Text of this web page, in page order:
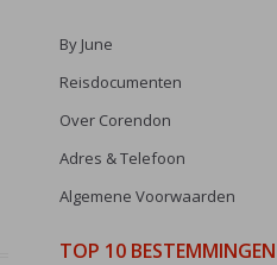
By June
Reisdocumenten
Over Corendon
Adres & Telefoon
Algemene Voorwaarden
TOP 10 BESTEMMINGEN